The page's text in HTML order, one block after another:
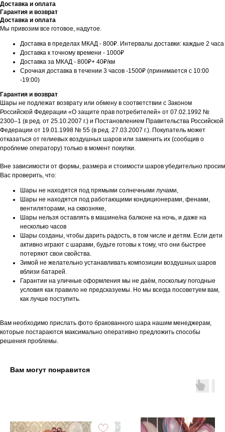
Доставка и оплата
Гарантия и возврат
Доставка и оплата
Мы привозим все готовое, надутое.
Доставка в пределах МКАД - 800₽. Интервалы доставки: каждые 2 часа
Доставка к точному времени - 1000₽
Доставка за МКАД - 800₽+ 40₽/км
Срочная доставка в течении 3 часов -1500₽ (принимается с 10:00
-19:00)
Гарантия и возврат
Шары не подлежат возврату или обмену в соответствии с Законом
Российской Федерации «О защите прав потребителей» от 07.02.1992 №
2300–1 (в ред. от 25.10.2007 г.) и Постановлением Правительства Российской
Федерации от 19.01.1998 № 55 (в ред. 27.03.2007 г.). Покупатель может
отказаться от гелиевых воздушных шаров или заменить их (сообщив о
проблеме оператору) только в момент покупки.
Вне зависимости от формы, размера и стоимости шаров убедительно просим
Вас проверить, что:
Шары не находятся под прямыми солнечными лучами,
Шары не находятся под работающими кондиционерами, фенами,
вентиляторами, на сквозняке,
Шары нельзя оставлять в машине/на балконе на ночь, и даже на
несколько часов
Шары созданы, чтобы дарить радость, в том числе и детям. Если дети
активно играют с шарами, будьте готовы к тому, что они быстрее
потеряют свои свойства.
Зимой не желательно устанавливать композиции воздушных шаров
вблизи батарей.
Гарантии на уличные оформления мы не даём, поскольку погодные
условия как правило не предсказуемы. Но мы всегда посоветуем вам,
как лучше поступить.
Вам необходимо прислать фото бракованного шара нашим менеджерам,
которые постараются максимально оперативно предложить способы
решения проблемы.
Вам могут понравится